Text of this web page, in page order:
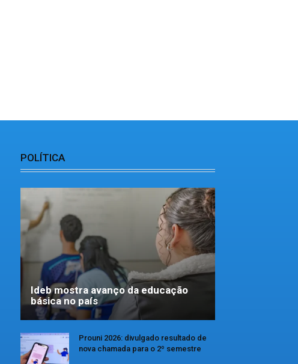
POLÍTICA
Ideb mostra avanço da educação
básica no país
Prouni 2026: divulgado resultado de
nova chamada para o 2º semestre